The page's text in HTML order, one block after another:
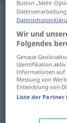
reprimendaf
amonestaciónf
Button „Mehr
Wir und
Folgendes
Genaue
Identifikation
Informationen auf
Messung von
Entwicklung von
Liste der Partner